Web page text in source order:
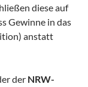
diese auf
Gewinne in das
anstatt
der NRW-